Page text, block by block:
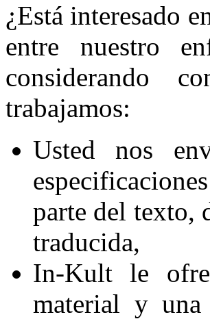
¿Está interesado
entre nuestro
considerando
trabajamos:
Usted nos
parte del texto,
traducida,
In-Kult le
material y una